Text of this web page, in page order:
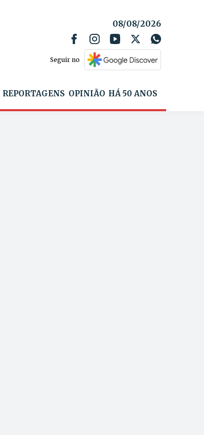
08/08/2026
Seguir no
REPORTAGENS OPINIÃO HÁ 50 ANOS